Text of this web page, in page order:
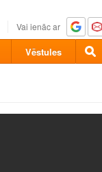
Vai ienāc ar
Vēstules